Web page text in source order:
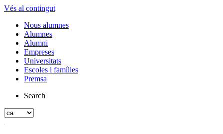
Vés al contingut
Nous alumnes
Alumnes
Alumni
Empreses
Universitats
Escoles i famílies
Premsa
Search